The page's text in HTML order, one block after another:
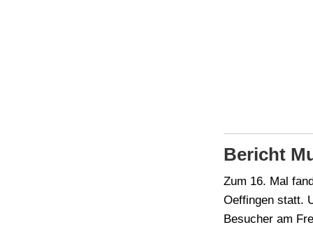
Bericht
Zum 16. Mal
Oeffingen statt.
Besucher am